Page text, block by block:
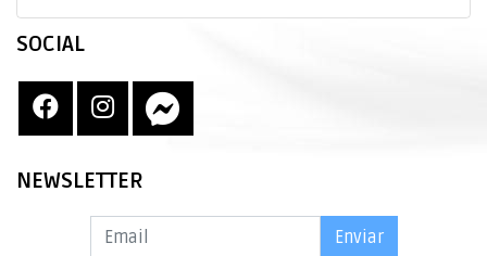
SOCIAL
NEWSLETTER
Enviar